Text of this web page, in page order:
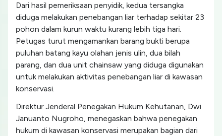
Dari hasil pemeriksaan penyidik, kedua tersangka
diduga melakukan penebangan liar terhadap sekitar 23
pohon dalam kurun waktu kurang lebih tiga hari.
Petugas turut mengamankan barang bukti berupa
puluhan batang kayu olahan jenis ulin, dua bilah
parang, dan dua unit chainsaw yang diduga digunakan
untuk melakukan aktivitas penebangan liar di kawasan
konservasi.
Direktur Jenderal Penegakan Hukum Kehutanan, Dwi
Januanto Nugroho, menegaskan bahwa penegakan
hukum di kawasan konservasi merupakan bagian dari